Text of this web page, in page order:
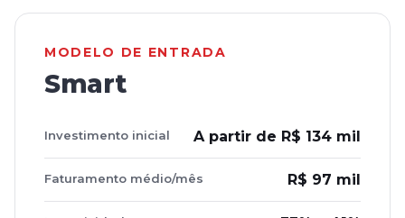
MODELO DE ENTRADA
Smart
Investimento inicial A partir de R$ 134 mil
Faturamento médio/mês R$ 97 mil